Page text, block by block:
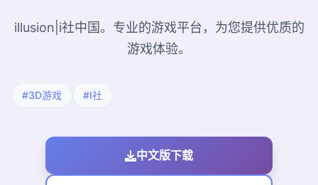
illusion|i社中国。专业的游戏平台，为您提供优质的
游戏体验。
#3D游戏 #I社
中文版下载